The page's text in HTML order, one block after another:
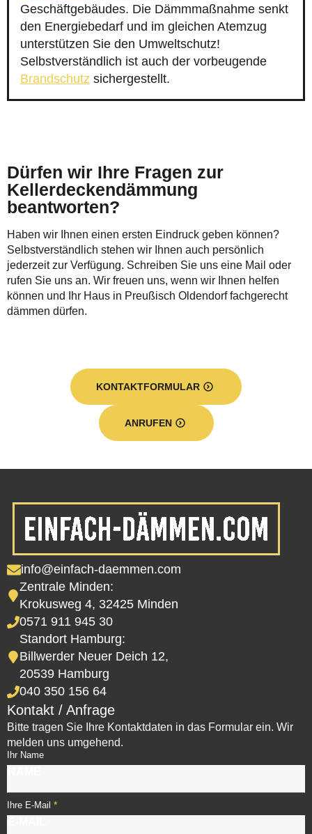
Geschäftgebäudes. Die Dämmmaßnahme senkt
den Energiebedarf und im gleichen Atemzug
unterstützen Sie den Umweltschutz!
Selbstverständlich ist auch der vorbeugende
Brandschutz sichergestellt.
Dürfen wir Ihre Fragen zur
Kellerdeckendämmung
beantworten?
Haben wir Ihnen einen ersten Eindruck geben können?
Selbstverständlich stehen wir Ihnen auch persönlich
jederzeit zur Verfügung. Schreiben Sie uns eine Mail oder
rufen Sie uns an. Wir freuen uns, wenn wir Ihnen helfen
können und Ihr Haus in Preußisch Oldendorf fachgerecht
dämmen dürfen.
KONTAKTFORMULAR
ANRUFEN
info@einfach-daemmen.com
Zentrale Minden:
Krokusweg 4, 32425 Minden
0571 911 945 30
Standort Hamburg:
Billwerder Neuer Deich 12,
20539 Hamburg
040 350 156 64
Kontakt / Anfrage
Bitte tragen Sie Ihre Kontaktdaten in das Formular ein. Wir
melden uns umgehend.
Ihr Name
Ihre E-Mail *